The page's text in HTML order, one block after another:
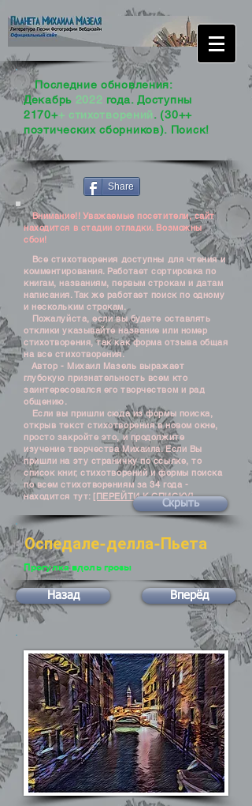
Последние обновления:
Декабрь2022 года. Доступны
2170++ стихотворений. (30++
поэтических сборников). Поиск!
Share
Внимание!! Уважаемые посетители, сайт
находится в стадии отладки. Возможны
сбои!
Все стихотворения доступны для чтения и
комментирования. Работает сортировка по
книгам, названиям, первым строкам и датам
написания. Так же работает поиск по одному
и нескольким строкам.
Пожалуйста, если вы будете оставлять
отклики указывайте название или номер
стихотворения, так как форма отзыва общая
на все стихотворения.
Автор - Михаил Мазель выражает
глубокую признательность всем кто
заинтересовался его творчеством и рад
общению.
Если вы пришли сюда из формы поиска,
открыв текст стихотворения в новом окне,
просто закройте это, и продолжите
изучение творчества Михаила. Если Вы
пришли на эту страничку по ссылке, то
список книг, стихотворений и формы поиска
по всем стихотворениям за 34 года -
находится тут: [ПЕРЕЙТИ К СПИСКУ]
Скрыть
Оспедале-делла-Пьета
Прогулка вдоль грозы
Назад Вперёд